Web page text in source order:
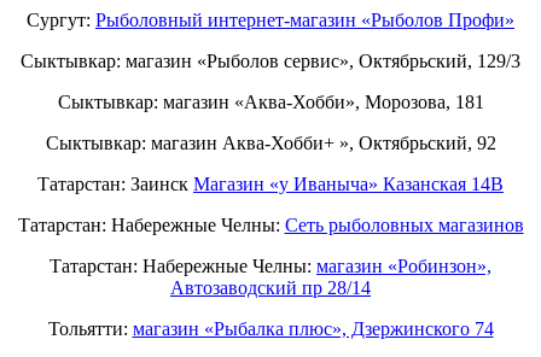
Сургут: Рыболовный интернет-магазин «Рыболов Профи»
Сыктывкар: магазин «Рыболов сервис», Октябрьский, 129/3
Сыктывкар: магазин «Аква-Хобби», Морозова, 181
Сыктывкар: магазин Аква-Хобби+ », Октябрьский, 92
Татарстан: Заинск Магазин «у Иваныча» Казанская 14В
Татарстан: Набережные Челны: Cеть рыболовных магазинов
Татарстан: Набережные Челны: магазин «Робинзон»,
Автозаводский пр 28/14
Тольятти: магазин «Рыбалка плюс», Дзержинского 74